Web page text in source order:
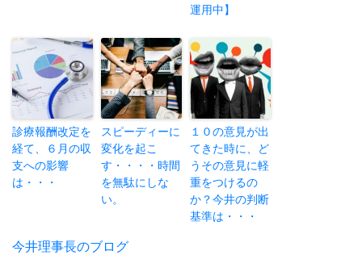
運用中】
診療報酬改定を
経て、６月の収
支への影響
は・・・
スピーディーに
変化を起こ
す・・・・時間
を無駄にしな
い。
１０の意見が出
てきた時に、ど
うその意見に軽
重をつけるの
か？今井の判断
基準は・・・
投
今井理事長のブログ